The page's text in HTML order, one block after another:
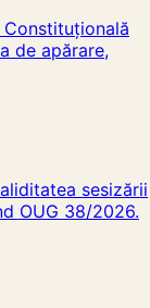
de apărare,
sesizării
OUG 38/2026.